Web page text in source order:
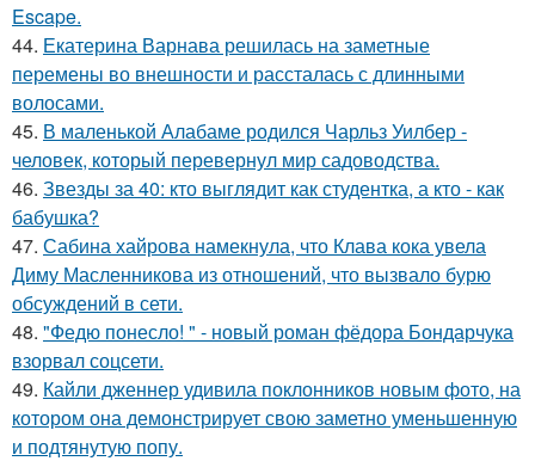
Escape.
44. Екатерина Варнава решилась на заметные
перемены во внешности и рассталась с длинными
волосами.
45. В маленькой Алабаме родился Чарльз Уилбер -
человек, который перевернул мир садоводства.
46. Звезды за 40: кто выглядит как студентка, а кто - как
бабушка?
47. Сабина хайрова намекнула, что Клава кока увела
Диму Масленникова из отношений, что вызвало бурю
обсуждений в сети.
48. "Федю понесло! " - новый роман фёдора Бондарчука
взорвал соцсети.
49. Кайли дженнер удивила поклонников новым фото, на
котором она демонстрирует свою заметно уменьшенную
и подтянутую попу.